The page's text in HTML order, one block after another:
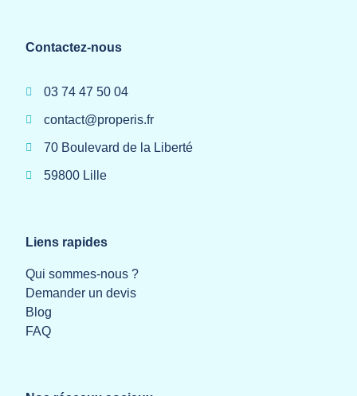
Contactez-nous
03 74 47 50 04
contact@properis.fr
70 Boulevard de la Liberté
59800 Lille
Liens rapides
Qui sommes-nous ?
Demander un devis
Blog
FAQ